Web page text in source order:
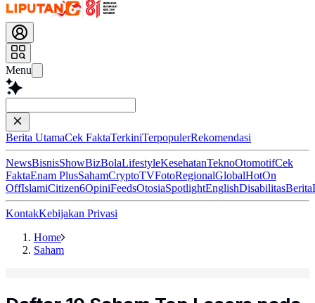
Menu
Baca lebih c
Berita UtamaCek FaktaTerkiniTerpopulerRekomendasi
NewsBisnisShowBizBolaLifestyleKesehatanTeknoOtomotifCek
FaktaEnam PlusSahamCryptoTVFotoRegionalGlobalHotOn
OffIslamiCitizen6OpiniFeedsOtosiaSpotlightEnglishDisabilitasBerita
KontakKebijakan Privasi
Home
Saham